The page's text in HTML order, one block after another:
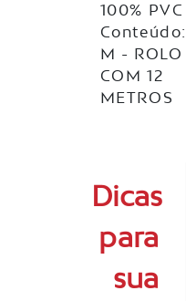
100% PVC
Conteúdo:
M - ROLO
COM 12
METROS
Dicas
para
sua